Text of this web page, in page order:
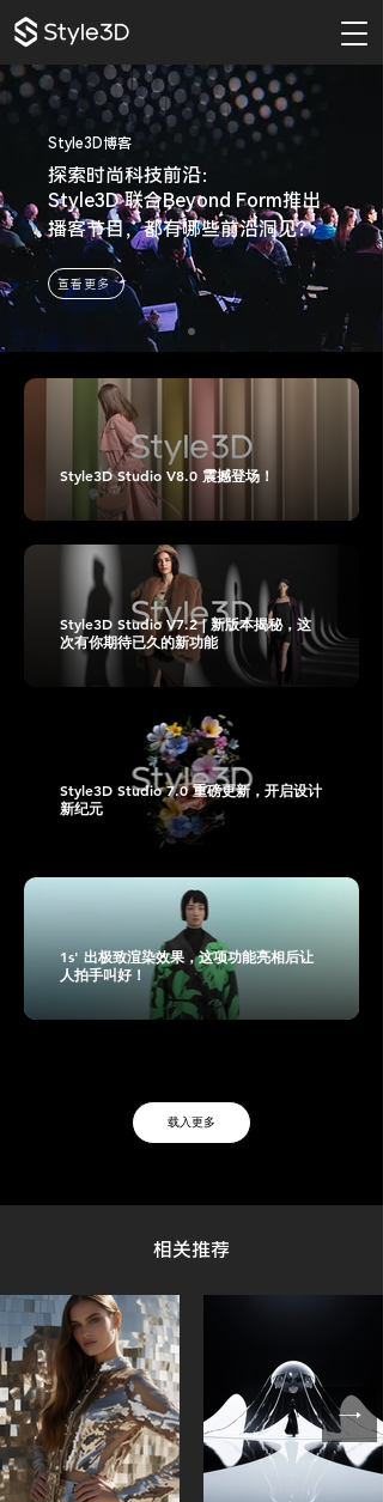
Style3D博客
探索时尚科技前沿：
Style3D 联合Beyond Form推出
播客节目，都有哪些前沿洞见？
查看更多
Style3D Studio V8.0 震撼登场！
Style3D Studio V7.2 | 新版本揭秘，这
次有你期待已久的新功能
Style3D Studio 7.0 重磅更新，开启设计
新纪元
1s' 出极致渲染效果，这项功能亮相后让
人拍手叫好！
数字织物时代：织物 5.0
开启设计新纪元 | Style3D Studio 7.0
Style3D 支持 Great Escape 提高户外服
装的竞争力
载入更多
​相关推荐